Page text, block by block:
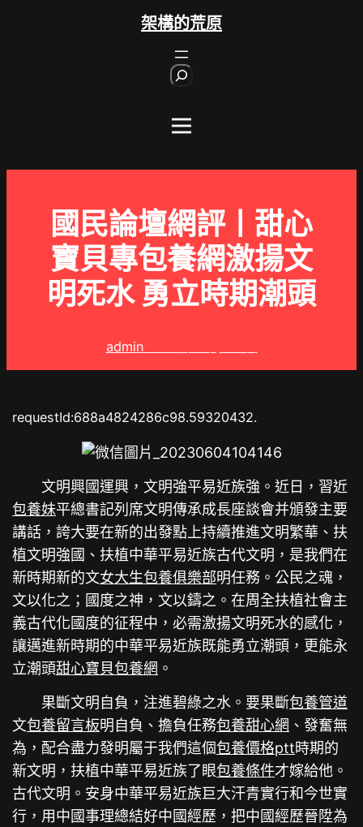
架構的荒原
國民論壇網評丨甜心
寶貝專包養網激揚文
明死水 勇立時期潮頭
admin
requestId:688a4824286c98.59320432.
文明興國運興，文明強平易近族強。近日，習近
包養妹平總書記列席文明傳承成長座談會并頒發主要
講話，誇大要在新的出發點上持續推進文明繁華、扶
植文明強國、扶植中華平易近族古代文明，是我們在
新時期新的文女大生包養俱樂部明任務。公民之魂，
文以化之；國度之神，文以鑄之。在周全扶植社會主
義古代化國度的征程中，必需激揚文明死水的感化，
讓邁進新時期的中華平易近族既能勇立潮頭，更能永
立潮頭甜心寶貝包養網 。
果斷文明自負，注進碧綠之水。要果斷包養管道
文包養留言板明自負、擔負任務包養甜心網 、發奮無
為，配合盡力發明屬于我們這個包養價格ptt時期的
新文明，扶植中華平易近族了眼包養條件才嫁給他。
古代文明。安身中華平易近族巨大汗青實行和今世實
行，用中國事理總結好中國經歷，把中國經歷晉陞為